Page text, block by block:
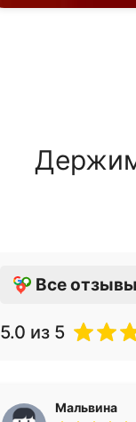
Все отзывы
5.0 из 5
Мальвина